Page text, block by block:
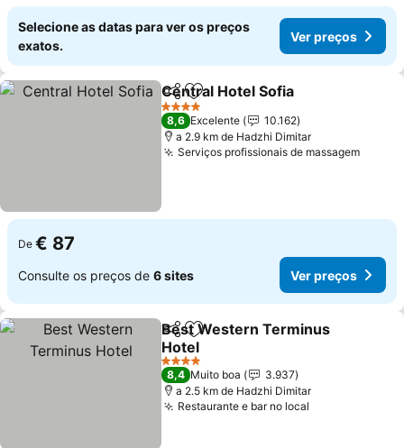
Selecione as datas para ver os preços
exatos.
Ver preços
PartilharAdicionar aos favoritos
Central Hotel Sofia
4 Estrelas
8,6 Excelente
10.162
a 2.9 km de Hadzhi Dimitar
Serviços profissionais de massagem
De € 87
Consulte os preços de 6 sites Ver preços
PartilharAdicionar aos favoritos
Best Western Terminus
Hotel
4 Estrelas
8,4 Muito boa
3.937
a 2.5 km de Hadzhi Dimitar
Restaurante e bar no local